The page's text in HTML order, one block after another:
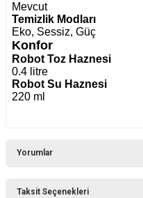
Mevcut
Temizlik Modları
Eko, Sessiz, Güç
Konfor
Robot Toz Haznesi
0.4 litre
Robot Su Haznesi
220 ml
Yorumlar
Taksit Seçenekleri